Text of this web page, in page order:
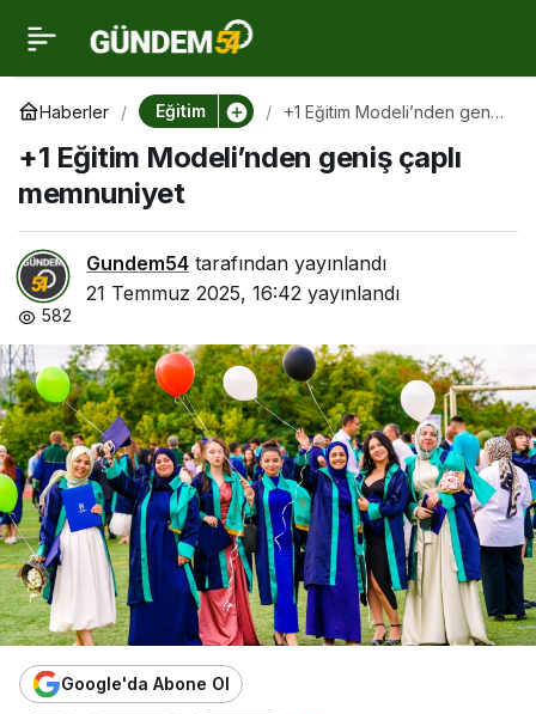
Haberler Eğitim
+1 Eğitim Modeli’nden geniş
+1 Eğitim Modeli’nden geniş çaplı
memnuniyet
Gundem54 tarafından yayınlandı
21 Temmuz 2025, 16:42 yayınlandı
582
Google'da Abone Ol
+1 Eğitim Modeli’nden
geniş çaplı memnuniyet